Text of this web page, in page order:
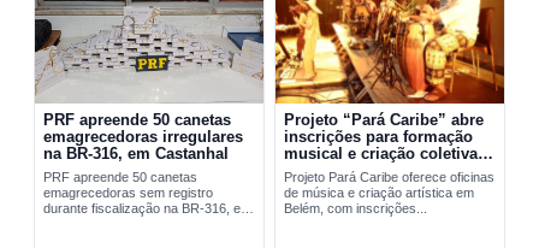
PRF apreende 50 canetas
emagrecedoras irregulares
na BR-316, em Castanhal
PRF apreende 50 canetas
emagrecedoras sem registro
durante fiscalização na BR-316, em
Projeto “Pará Caribe” abre
inscrições para formação
musical e criação coletiva
em Belém
Projeto Pará Caribe oferece oficinas
de música e criação artística em
Belém, com inscrições...